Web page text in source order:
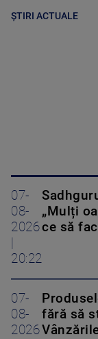
ȘTIRI ACTUALE
07-
08-
2026
20:22
„Mulți
ce să
07-
08-
2026
fără să